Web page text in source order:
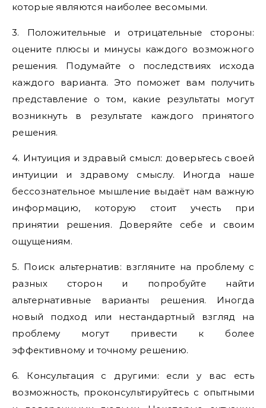
которые являются наиболее весомыми.
3. Положительные и отрицательные стороны:
оцените плюсы и минусы каждого возможного
решения. Подумайте о последствиях исхода
каждого варианта. Это поможет вам получить
представление о том, какие результаты могут
возникнуть в результате каждого принятого
решения.
4. Интуиция и здравый смысл: доверьтесь своей
интуиции и здравому смыслу. Иногда наше
бессознательное мышление выдаёт нам важную
информацию, которую стоит учесть при
принятии решения. Доверяйте себе и своим
ощущениям.
5. Поиск альтернатив: взгляните на проблему с
разных сторон и попробуйте найти
альтернативные варианты решения. Иногда
новый подход или нестандартный взгляд на
проблему могут привести к более
эффективному и точному решению.
6. Консультация с другими: если у вас есть
возможность, проконсультируйтесь с опытными